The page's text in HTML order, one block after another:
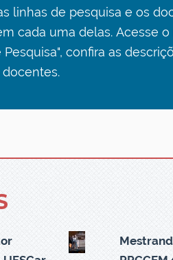
linhas de pesquisa e os
cada uma delas. Acesse
Pesquisa", confira as